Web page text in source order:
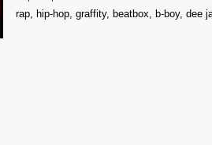
rap, hip-hop, graffity, beatbox, b-boy, dee